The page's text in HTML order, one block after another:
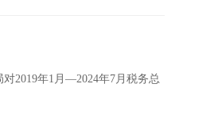
2019年1月—2024年7月税务总